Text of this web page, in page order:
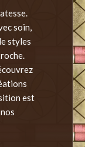
soin,
styles
est